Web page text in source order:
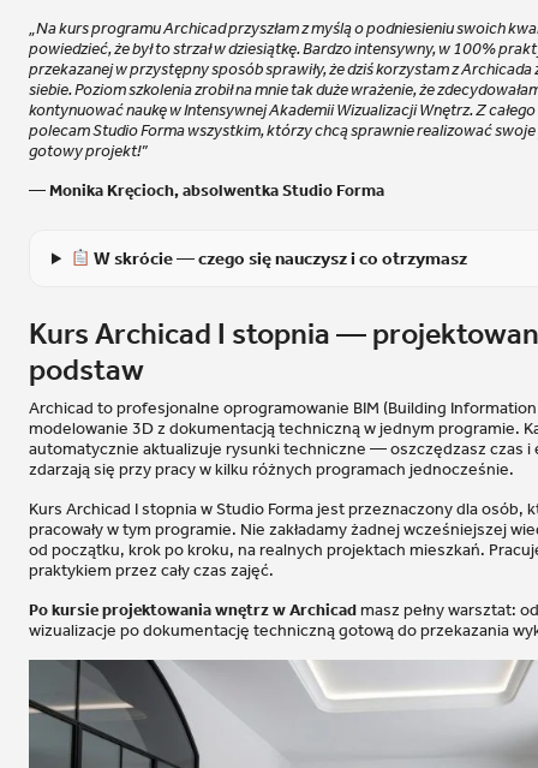
„Na kurs programu Archicad przyszłam z myślą o podniesieniu swoich
powiedzieć, że był to strzał w dziesiątkę. Bardzo intensywny, w 100%
przekazanej w przystępny sposób sprawiły, że dziś korzystam z
siebie. Poziom szkolenia zrobił na mnie tak duże wrażenie, że
kontynuować naukę w Intensywnej Akademii Wizualizacji Wnętrz. Z
polecam Studio Forma wszystkim, którzy chcą sprawnie realizować
gotowy projekt!”
— Monika Kręcioch, absolwentka Studio Forma
W skrócie — czego się nauczysz i co otrzymasz
Kurs Archicad I stopnia —
podstaw
Archicad to profesjonalne oprogramowanie BIM (Building
modelowanie 3D z dokumentacją techniczną w jednym programie.
automatycznie aktualizuje rysunki techniczne — oszczędzasz czas i
zdarzają się przy pracy w kilku różnych programach jednocześnie.
Kurs Archicad I stopnia w Studio Forma jest przeznaczony dla osób,
pracowały w tym programie. Nie zakładamy żadnej wcześniejszej
od początku, krok po kroku, na realnych projektach mieszkań.
praktykiem przez cały czas zajęć.
Po kursie projektowania wnętrz w Archicadmasz pełny warsztat:
wizualizacje po dokumentację techniczną gotową do przekazania